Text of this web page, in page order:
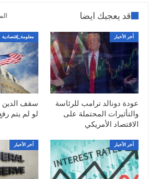
قد يعجبك ايضا
أخر الأخبار
عودة دونالد ترامب للرئاسة
والتأثيرات المحتملة على
الاقتصاد الأمريكي
معلومة_إقتصادية
سقف الدين
لو لم يتم
أخر الأخبار أخر الأخبار